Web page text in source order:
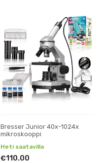
Bresser Junior 40x-1024x
mikroskooppi
Heti saatavilla
€110.00